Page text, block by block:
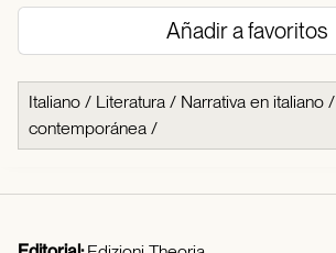
Añadir a favoritos
Italiano / Literatura / Narrativa en italiano /
contemporánea /